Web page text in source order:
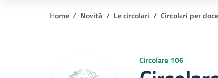
Home Novità Le circolari Circolari per
Circolare 106